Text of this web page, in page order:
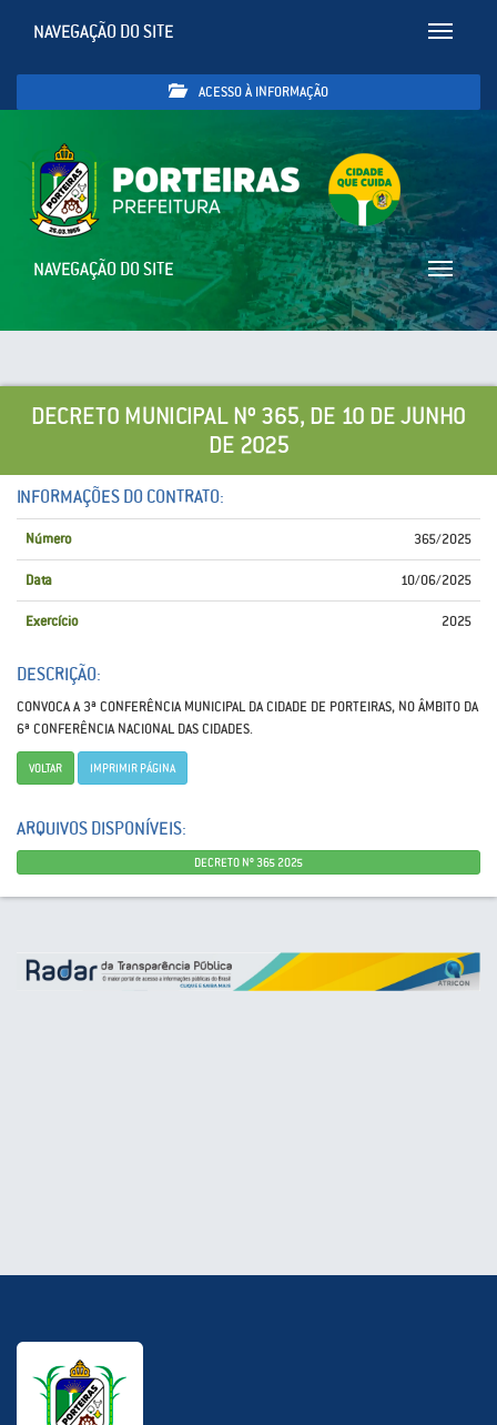
Toggle
NAVEGAÇÃO DO SITE
ACESSO À INFORMAÇÃO
Toggle
NAVEGAÇÃO DO SITE
DECRETO MUNICIPAL Nº 365, DE 10 DE JUNHO
DE 2025
INFORMAÇÕES DO CONTRATO:
Número 365/2025
Data 10/06/2025
Exercício 2025
DESCRIÇÃO:
CONVOCA A 3ª CONFERÊNCIA MUNICIPAL DA CIDADE DE PORTEIRAS, NO ÂMBITO DA
6ª CONFERÊNCIA NACIONAL DAS CIDADES.
VOLTAR IMPRIMIR PÁGINA
ARQUIVOS DISPONÍVEIS:
DECRETO Nº 365 2025